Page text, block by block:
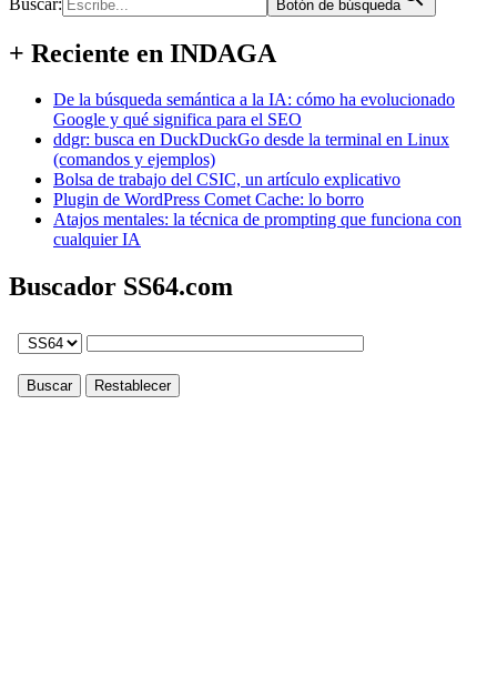
Botón de búsqueda
+ Reciente en INDAGA
De la búsqueda semántica a la IA: cómo ha evolucionado
Google y qué significa para el SEO
ddgr: busca en DuckDuckGo desde la terminal en Linux
(comandos y ejemplos)
Bolsa de trabajo del CSIC, un artículo explicativo
Plugin de WordPress Comet Cache: lo borro
Atajos mentales: la técnica de prompting que funciona con
cualquier IA
Buscador SS64.com